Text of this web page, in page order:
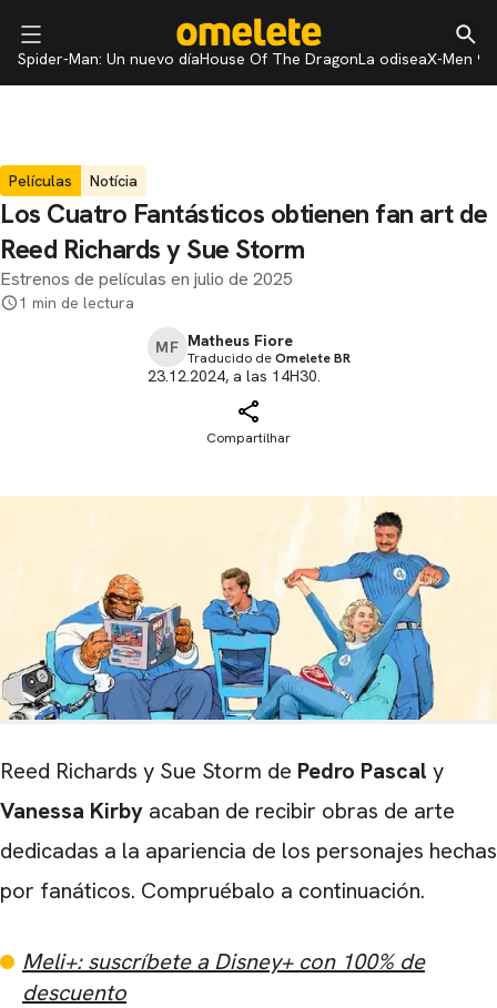
Spider-Man: Un nuevo díaHouse Of The DragonLa odiseaX-Men 97
Películas Notícia
Los Cuatro Fantásticos obtienen fan art de
Reed Richards y Sue Storm
Estrenos de películas en julio de 2025
1 min de lectura
MF Matheus Fiore
Traducido deOmelete BR
23.12.2024, a las 14H30.
Compartilhar
Reed Richards y Sue Storm de Pedro Pascal y
Vanessa Kirby acaban de recibir obras de arte
dedicadas a la apariencia de los personajes hechas
por fanáticos. Compruébalo a continuación.
Meli+: suscríbete a Disney+ con 100% de
descuento